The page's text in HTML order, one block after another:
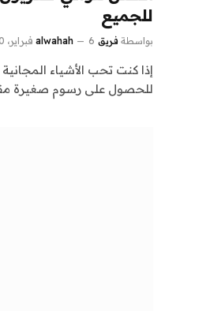
للجميع
بواسطة فريق alwahah 6 فبراير، 2025 0
إذا كنت تحب الأشياء
للحصول على رسوم صغيرة